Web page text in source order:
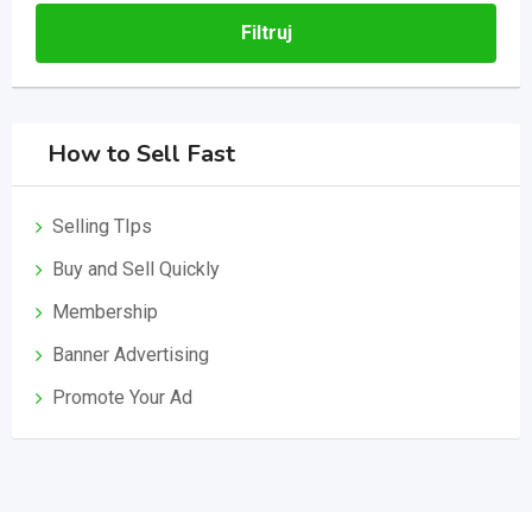
Filtruj
How to Sell Fast
Selling TIps
Buy and Sell Quickly
Membership
Banner Advertising
Promote Your Ad